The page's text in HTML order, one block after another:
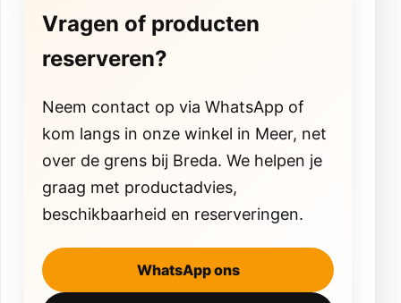
Vragen of producten
reserveren?
Neem contact op via WhatsApp of
kom langs in onze winkel in Meer, net
over de grens bij Breda. We helpen je
graag met productadvies,
beschikbaarheid en reserveringen.
WhatsApp ons